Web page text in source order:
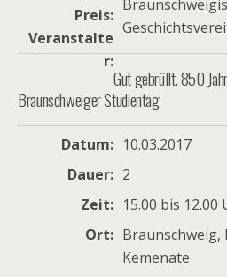
Preis
Veranstalte
r
Gut gebrüllt. 850
Braunschweiger Studientag
Datum
10.03.2017
Dauer
2
Zeit
15.00 bis 12.00
Ort
Kemenate